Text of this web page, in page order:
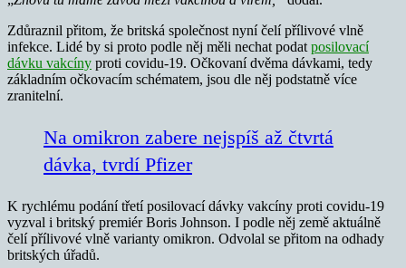
Zdůraznil přitom, že britská společnost nyní čelí přílivové vlně
infekce. Lidé by si proto podle něj měli nechat podat posilovací
dávku vakcíny proti covidu-19. Očkovaní dvěma dávkami, tedy
základním očkovacím schématem, jsou dle něj podstatně více
zranitelní.
Na omikron zabere nejspíš až čtvrtá
dávka, tvrdí Pfizer
K rychlému podání třetí posilovací dávky vakcíny proti covidu-19
vyzval i britský premiér Boris Johnson. I podle něj země aktuálně
čelí přílivové vlně varianty omikron. Odvolal se přitom na odhady
britských úřadů.